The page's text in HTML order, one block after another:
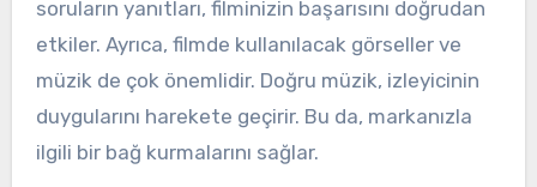
soruların yanıtları, filminizin başarısını doğrudan
etkiler. Ayrıca, filmde kullanılacak görseller ve
müzik de çok önemlidir. Doğru müzik, izleyicinin
duygularını harekete geçirir. Bu da, markanızla
ilgili bir bağ kurmalarını sağlar.